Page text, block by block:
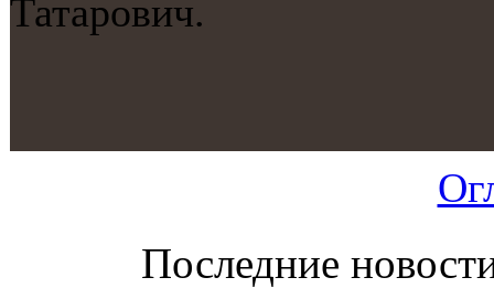
Татарοвич.
Последние